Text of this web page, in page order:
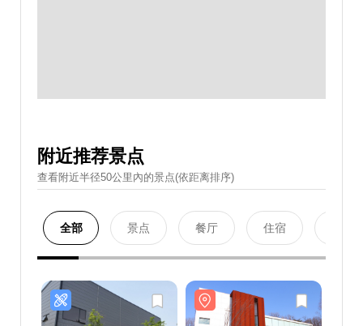
附近推荐景点
查看附近半径50公里內的景点(依距离排序)
全部 景点 餐厅 住宿